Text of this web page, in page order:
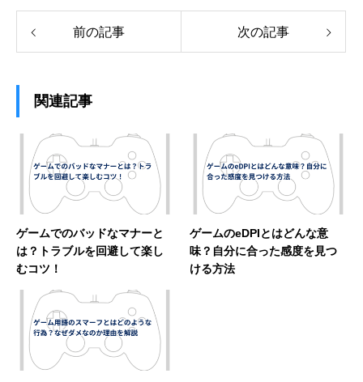
前の記事 次の記事
関連記事
ゲームでのバッドなマナーと
は？トラブルを回避して楽し
むコツ！
ゲームのeDPIとはどんな意
味？自分に合った感度を見つ
ける方法